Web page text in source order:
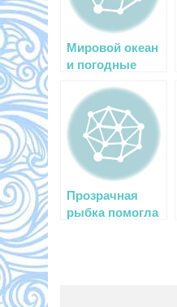
Мировой океан
и погодные
Прозрачная
рыбка помогла